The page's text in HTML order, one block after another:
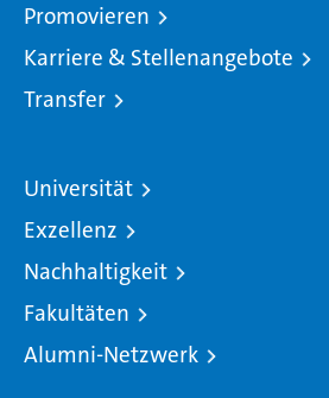
Promovieren
Karriere & Stellenangebote
Transfer
Universität
Exzellenz
Nachhaltigkeit
Fakultäten
Alumni-Netzwerk